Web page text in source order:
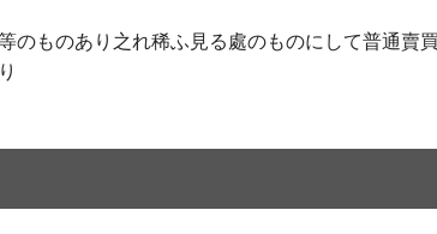
のものあり之れ稀ふ見る處のものにして普通賣